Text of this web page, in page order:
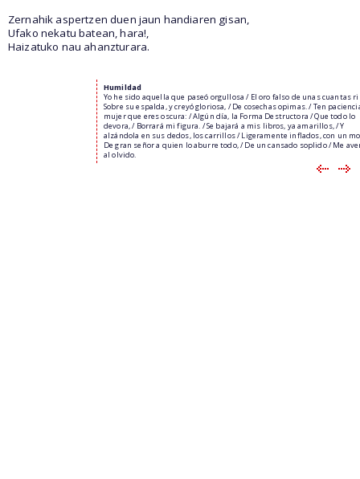
Zernahik aspertzen duen jaun handiaren gisan,
Ufako nekatu batean, hara!,
Haizatuko nau ahanzturara.
Humildad
Yo he sido aquella que paseó orgullosa / El oro falso de unas cuantas
Sobre su espalda, y creyó gloriosa, / De cosechas opimas. / Ten
mujer que eres oscura: / Algún día, la Forma Destructora / Que todo lo
devora, / Borrará mi figura. / Se bajará a mis libros, ya amarillos, / Y
alzándola en sus dedos, los carrillos / Ligeramente inflados, con un
De gran señor a quien lo aburre todo, / De un cansado soplido / Me
al olvido.